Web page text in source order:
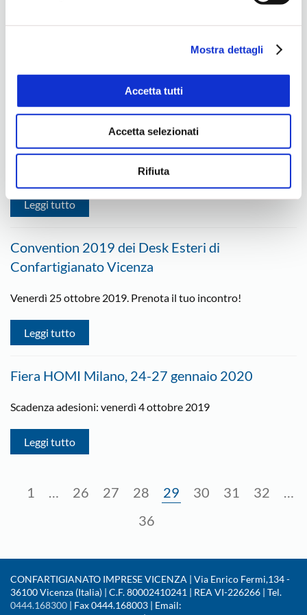
ns. Cookie Policy.
Mostra dettagli
Accetta tutti
Accetta selezionati
Rifiuta
ORGANIC FOOD & ECO LIFE
MATCHMAKING – Malmö (Svezia), 13-14
Scadenza adesioni: giovedì 14 novembre 2019
Leggi tutto
Convention 2019 dei Desk Esteri di
Confartigianato Vicenza
Venerdì 25 ottobre 2019. Prenota il tuo incontro!
Leggi tutto
Fiera HOMI Milano, 24-27 gennaio 2020
Scadenza adesioni: venerdì 4 ottobre 2019
Leggi tutto
1 … 26 27 28 29 30 31 32
…
36
CONFARTIGIANATO IMPRESE VICENZA | Via Enrico Fermi,134 -
36100 Vicenza (Italia) | C.F. 80002410241 | REA VI-226266 | Tel.
0444.168300 | Fax 0444.168003 | Email: